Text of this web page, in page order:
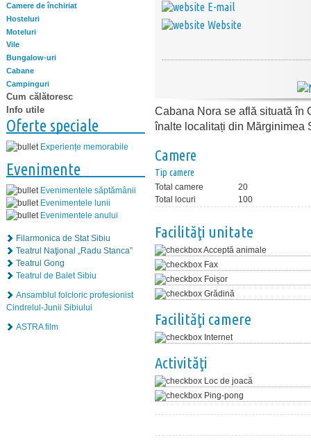
Camere de închiriat
Hosteluri
Moteluri
Vile
Bungalow-uri
Cabane
Campinguri
Cum călătoresc
Info utile
Oferte speciale
Experiențe memorabile
Evenimente
Evenimentele săptămânii
Evenimentele lunii
Evenimentele anului
Filarmonica de Stat Sibiu
Teatrul Naţional „Radu Stanca”
Teatrul Gong
Teatrul de Balet Sibiu
Ansamblul folcloric profesionist
Cindrelul-Junii Sibiului
ASTRA film
E-mail
Website
Cabana Nora se află situată în
înalte localitați din Mărginimea
Camere
Tip camere
Total camere
20
Total locuri
100
Facilităţi unitate
Acceptă animale
Fax
Foișor
Grădină
Facilităţi camere
Internet
Activităţi
Loc de joacă
Ping-pong